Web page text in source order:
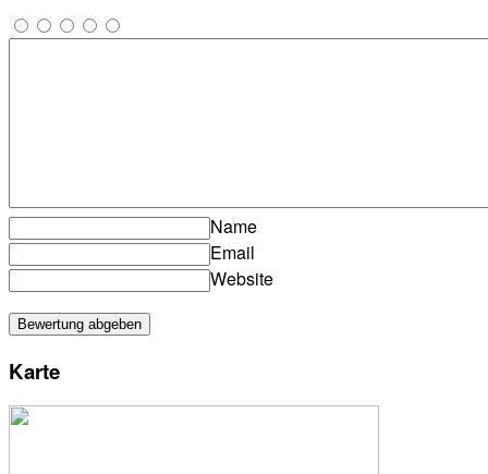
Name
Email
Website
Karte